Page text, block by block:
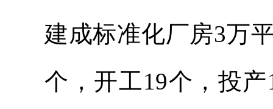
建成标准化厂房3万
个，开工19个，投